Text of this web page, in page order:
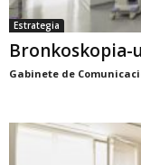
Estrategia
Gabinete de